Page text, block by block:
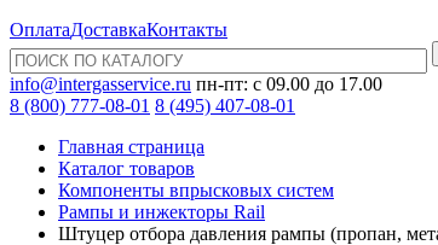
ОплатаДоставкаКонтакты
info@intergasservice.ru пн-пт: с 09.00 до 17.00
8 (800) 777-08-01 8 (495) 407-08-01
Главная страница
Каталог товаров
Компоненты впрысковых систем
Рампы и инжекторы Rail
Штуцер отбора давления рампы (пропан,